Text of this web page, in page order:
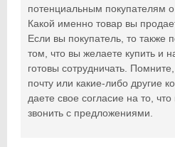
потенциальным покупателям
Какой именно товар вы
Если вы покупатель, то также
том, что вы желаете купить и
готовы сотрудничать.
почту или какие-либо другие
даете свое согласие на то,
звонить с предложениями.